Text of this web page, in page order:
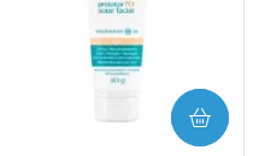
COMPRAR